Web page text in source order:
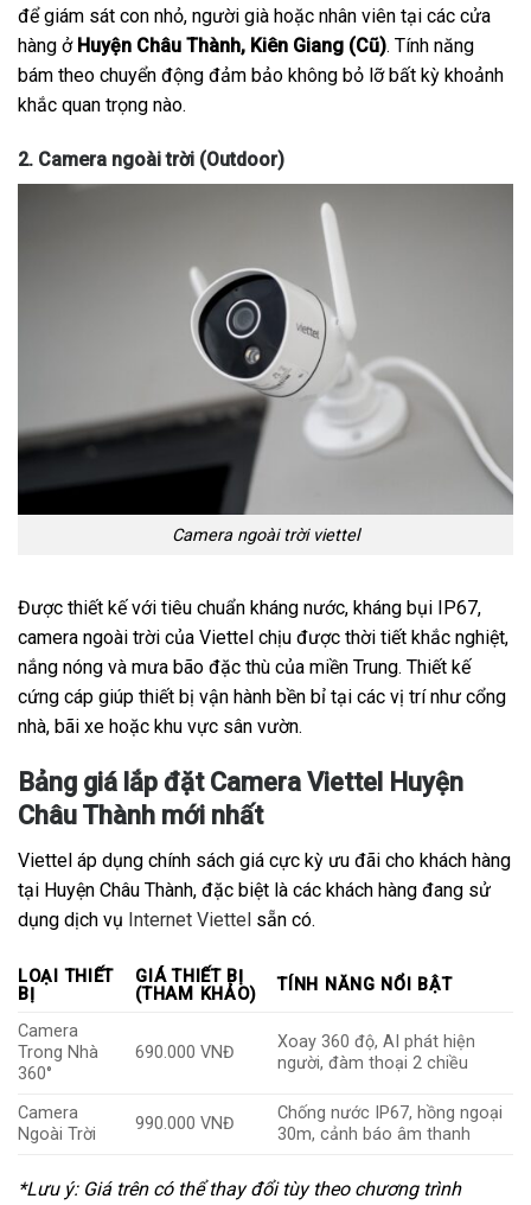
để giám sát con nhỏ, người già hoặc nhân viên tại các cửa
hàng ở Huyện Châu Thành, Kiên Giang (Cũ). Tính năng
bám theo chuyển động đảm bảo không bỏ lỡ bất kỳ khoảnh
khắc quan trọng nào.
2. Camera ngoài trời (Outdoor)
Camera ngoài trời viettel
Được thiết kế với tiêu chuẩn kháng nước, kháng bụi IP67,
camera ngoài trời của Viettel chịu được thời tiết khắc nghiệt,
nắng nóng và mưa bão đặc thù của miền Trung. Thiết kế
cứng cáp giúp thiết bị vận hành bền bỉ tại các vị trí như cổng
nhà, bãi xe hoặc khu vực sân vườn.
Bảng giá lắp đặt Camera Viettel Huyện
Châu Thành mới nhất
Viettel áp dụng chính sách giá cực kỳ ưu đãi cho khách hàng
tại Huyện Châu Thành, đặc biệt là các khách hàng đang sử
dụng dịch vụ Internet Viettel sẵn có.
LOẠI THIẾT
BỊ
GIÁ THIẾT BỊ
(THAM KHẢO)
TÍNH NĂNG NỔI BẬT
Camera
Trong Nhà
360°
690.000 VNĐ
Xoay 360 độ, AI phát hiện
người, đàm thoại 2 chiều
Camera
Ngoài Trời
990.000 VNĐ
Chống nước IP67, hồng ngoại
30m, cảnh báo âm thanh
*Lưu ý: Giá trên có thể thay đổi tùy theo chương trình